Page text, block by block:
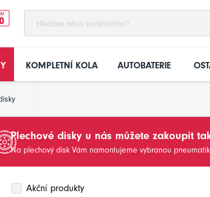
KOMPLETNÍ KOLA AUTOBATERIE
Plechové disky u nás můžete zakoupit
Na plechový disk Vám namontujeme vybranou
Akční produkty